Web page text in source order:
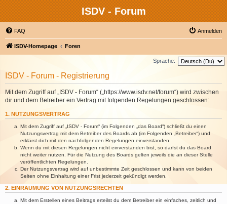
ISDV - Forum
FAQ Anmelden
ISDV-Homepage Foren
Sprache:
ISDV - Forum - Registrierung
Mit dem Zugriff auf „ISDV - Forum“ („https://www.isdv.net/forum“) wird zwischen
dir und dem Betreiber ein Vertrag mit folgenden Regelungen geschlossen:
1. NUTZUNGSVERTRAG
Mit dem Zugriff auf „ISDV - Forum“ (im Folgenden „das Board“) schließt du einen
Nutzungsvertrag mit dem Betreiber des Boards ab (im Folgenden „Betreiber“) und
erklärst dich mit den nachfolgenden Regelungen einverstanden.
Wenn du mit diesen Regelungen nicht einverstanden bist, so darfst du das Board
nicht weiter nutzen. Für die Nutzung des Boards gelten jeweils die an dieser Stelle
veröffentlichten Regelungen.
Der Nutzungsvertrag wird auf unbestimmte Zeit geschlossen und kann von beiden
Seiten ohne Einhaltung einer Frist jederzeit gekündigt werden.
2. EINRÄUMUNG VON NUTZUNGSRECHTEN
Mit dem Erstellen eines Beitrags erteilst du dem Betreiber ein einfaches, zeitlich und